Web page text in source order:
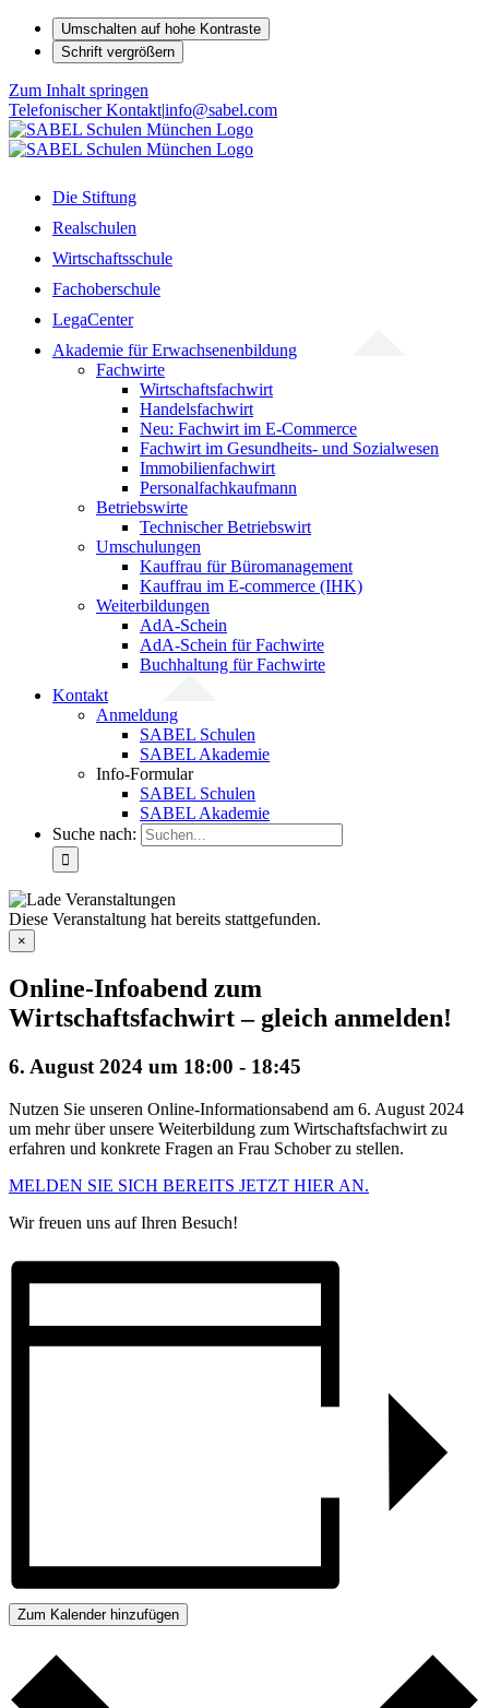
Umschalten auf hohe Kontraste
Schrift vergrößern
Zum Inhalt springen
Telefonischer Kontakt|info@sabel.com
Die Stiftung
Realschulen
Wirtschaftsschule
Fachoberschule
LegaCenter
Akademie für Erwachsenenbildung
Fachwirte
Wirtschaftsfachwirt
Handelsfachwirt
Neu: Fachwirt im E-Commerce
Fachwirt im Gesundheits- und Sozialwesen
Immobilienfachwirt
Personalfachkaufmann
Betriebswirte
Technischer Betriebswirt
Umschulungen
Kauffrau für Büromanagement
Kauffrau im E-commerce (IHK)
Weiterbildungen
AdA-Schein
AdA-Schein für Fachwirte
Buchhaltung für Fachwirte
Kontakt
Anmeldung
SABEL Schulen
SABEL Akademie
Info-Formular
SABEL Schulen
SABEL Akademie
Suche nach:
Diese Veranstaltung hat bereits stattgefunden.
×
Online-Infoabend zum
Wirtschaftsfachwirt – gleich anmelden!
6. August 2024 um 18:00 - 18:45
Nutzen Sie unseren Online-Informationsabend am 6. August 2024
um mehr über unsere Weiterbildung zum Wirtschaftsfachwirt zu
erfahren und konkrete Fragen an Frau Schober zu stellen.
MELDEN SIE SICH BEREITS JETZT HIER AN.
Wir freuen uns auf Ihren Besuch!
Zum Kalender hinzufügen